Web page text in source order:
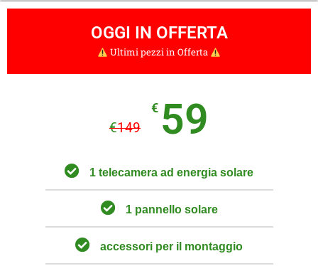
OGGI IN OFFERTA
Ultimi pezzi in Offerta
€149
€ 59
1 telecamera ad energia solare
1 pannello solare
accessori per il montaggio